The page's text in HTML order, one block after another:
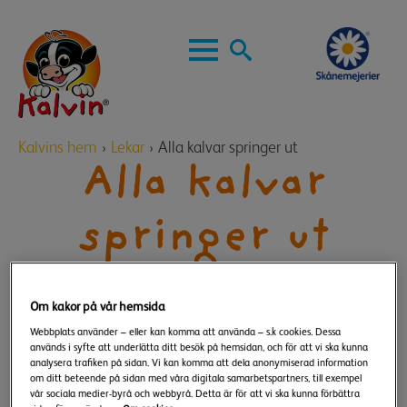
main
content
Kalvins hem › Lekar › Alla kalvar springer ut
Alla kalvar
springer ut
Om kakor på vår hemsida
Webbplats använder – eller kan komma att använda – s.k cookies. Dessa
används i syfte att underlätta ditt besök på hemsidan, och för att vi ska kunna
analysera trafiken på sidan. Vi kan komma att dela anonymiserad information
om ditt beteende på sidan med våra digitala samarbetspartners, till exempel
vår sociala medier-byrå och webbyrå. Detta är för att vi ska kunna förbättra